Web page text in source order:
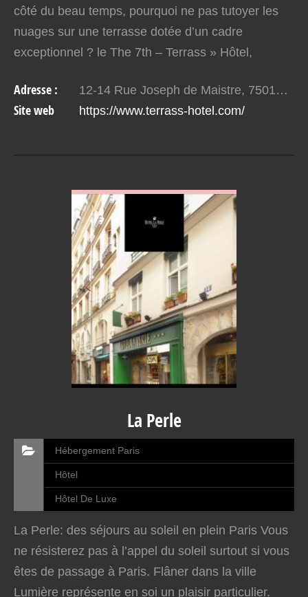
côté du beau temps, pourquoi ne pas tutoyer les
nuages sur une terrasse dotée d’un cadre
exceptionnel ? le The 7th – Terrass » Hôtel,
Terrass » Hôtel…
Adresse : 12-14 Rue Joseph de Maistre, 75018 Paris
Site web https://www.terrass-hotel.com/
La Perle
Hébergement Paris
Hôtel
Hôtel De Luxe
La Perle: des séjours au soleil en plein Paris Vous
ne résisterez pas à l’appel du soleil surtout si vous
êtes de passage à Paris. Flâner dans la ville
Lumière représente en soi un plaisir particulier.